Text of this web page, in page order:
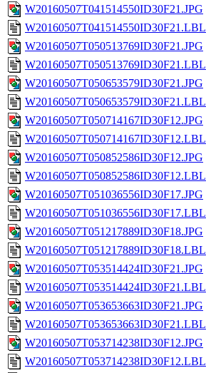
W20160507T041514550ID30F21.JPG
W20160507T041514550ID30F21.LBL
W20160507T050513769ID30F21.JPG
W20160507T050513769ID30F21.LBL
W20160507T050653579ID30F21.JPG
W20160507T050653579ID30F21.LBL
W20160507T050714167ID30F12.JPG
W20160507T050714167ID30F12.LBL
W20160507T050852586ID30F12.JPG
W20160507T050852586ID30F12.LBL
W20160507T051036556ID30F17.JPG
W20160507T051036556ID30F17.LBL
W20160507T051217889ID30F18.JPG
W20160507T051217889ID30F18.LBL
W20160507T053514424ID30F21.JPG
W20160507T053514424ID30F21.LBL
W20160507T053653663ID30F21.JPG
W20160507T053653663ID30F21.LBL
W20160507T053714238ID30F12.JPG
W20160507T053714238ID30F12.LBL